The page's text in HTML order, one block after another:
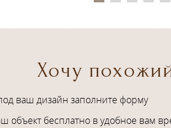
Хочу
ваш дизайн заполните форму
объект бесплатно в удобное вам